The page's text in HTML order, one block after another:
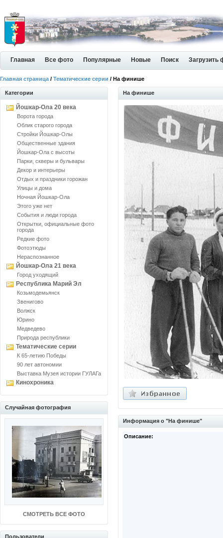
Главная Все фото Популярные Новые Поиск Загрузить
Главная страница / Тематические серии / На финише
Категории
Йошкар-Ола 20 века
Ворота города
Облик старого города
Стройки Йошкар-Олы
Общественные здания
Йошкар-Ола с высоты
Парки, скверы и бульвары
Декор и интерьеры
Отдых и праздники горожан
Улицы и дома
Ночная Йошкар-Ола
Этого уже нет
События и люди города
Открытки, официальные фото
города
Редкие фото
Фотоэтюды
Нераспознанное
Йошкар-Ола 21 века
Город уходящий
Республика Марий Эл
Козьмодемьянск
Звенигово
Волжск
Юрино
Медведево
Природа республики
Тематические серии
К 65-летию Победы
90 лет автономии
Выставка Музея истории ГУЛАГа
Кинохроника
Случайная фотография
СМОТРЕТЬ ВСЕ ФОТО
Пользователи
На финише
Информация о "На финише"
Описание: